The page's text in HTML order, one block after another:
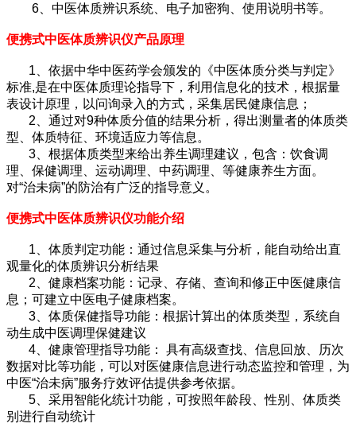
6、中医体质辨识系统、电子加密狗、使用说明书等。
便携式中医体质辨识仪产品原理
1、依据中华中医药学会颁发的《中医体质分类与判定》
标准,是在中医体质理论指导下，利用信息化的技术，根据量
表设计原理，以问询录入的方式，采集居民健康信息；
2、通过对9种体质分值的结果分析，得出测量者的体质类
型、体质特征、环境适应力等信息。
3、根据体质类型来给出养生调理建议，包含：饮食调
理、保健调理、运动调理、中药调理、等健康养生方面。
对“治未病”的防治有广泛的指导意义。
便携式中医体质辨识仪功能介绍
1、体质判定功能：通过信息采集与分析，能自动给出直
观量化的体质辨识分析结果
2、健康档案功能：记录、存储、查询和修正中医健康信
息；可建立中医电子健康档案。
3、体质保健指导功能：根据计算出的体质类型，系统自
动生成中医调理保健建议
4、健康管理指导功能： 具有高级查找、信息回放、历次
数据对比等功能，可以对医健康信息进行动态监控和管理，为
中医“治未病”服务疗效评估提供参考依据。
5、采用智能化统计功能，可按照年龄段、性别、体质类
别进行自动统计